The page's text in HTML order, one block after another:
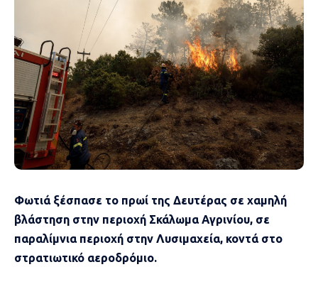
Φωτιά ξέσπασε το πρωί της Δευτέρας σε χαμηλή
βλάστηση στην περιοχή Σκάλωμα Αγρινίου, σε
παραλίμνια περιοχή στην Λυσιμαχεία, κοντά στο
στρατιωτικό αεροδρόμιο.